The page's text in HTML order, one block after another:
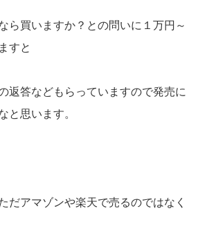
ら買いますか？との問いに１万円～
すと
返答などもらっていますので発売に
と思います。
だアマゾンや楽天で売るのではなく